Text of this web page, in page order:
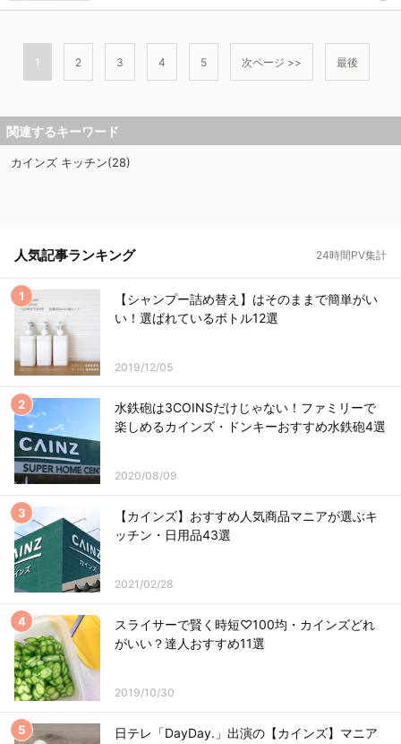
1 2 3 4 5 次ページ >> 最後
関連するキーワード
カインズ キッチン(28)
人気記事ランキング 24時間PV集計
【シャンプー詰め替え】はそのままで簡単がい
い！選ばれているボトル12選
2019/12/05
水鉄砲は3COINSだけじゃない！ファミリーで
楽しめるカインズ・ドンキーおすすめ水鉄砲4選
2020/08/09
【カインズ】おすすめ人気商品マニアが選ぶキ
ッチン・日用品43選
2021/02/28
スライサーで賢く時短♡100均・カインズどれ
がいい？達人おすすめ11選
2019/10/30
日テレ「DayDay.」出演の【カインズ】マニア